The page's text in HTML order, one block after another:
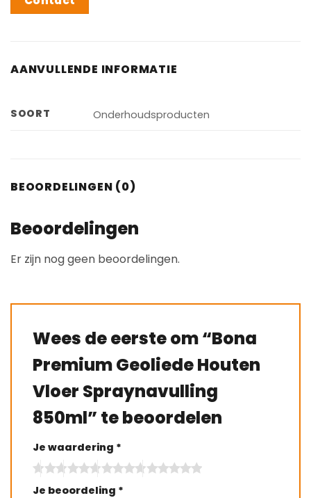
AANVULLENDE INFORMATIE
SOORT Onderhoudsproducten
BEOORDELINGEN (0)
Beoordelingen
Er zijn nog geen beoordelingen.
Wees de eerste om “Bona
Premium Geoliede Houten
Vloer Spraynavulling
850ml” te beoordelen
Je waardering *
Je beoordeling *